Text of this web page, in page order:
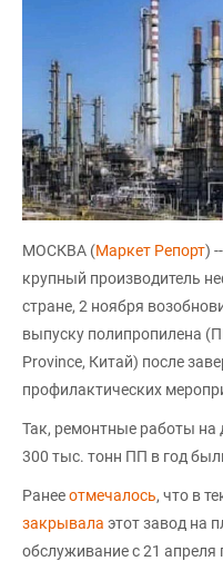
МОСКВА (Маркет Репорт)
крупный производитель
стране, 2 ноября
выпуску полипропилена
Province, Китай) после
профилактических
Так, ремонтные работы
300 тыс. тонн ПП в год
Ранееотмечалось, что в
закрывала этот завод на
обслуживание с 21 апреля